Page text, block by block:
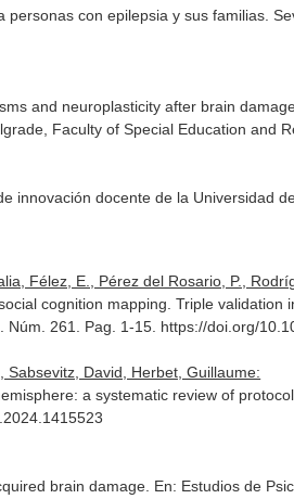
personas con epilepsia y sus familias .
and neuroplasticity after brain
Faculty of Special Education and
innovación docente de la Universidad
Félez, E., Pérez del Rosario, P.,
cognition mapping. Triple
Núm. 261. Pag. 1-15. https://doi.org/
David, Herbet, Guillaume:
a systematic review of
brain damage. En: Estudios de